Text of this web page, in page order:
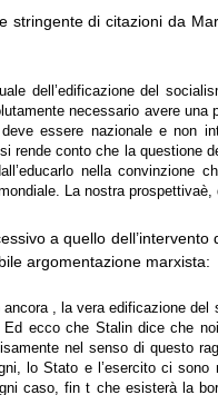
stringente di citazioni da
dell’edificazione del
necessario avere una
essere nazionale e non
rende conto che la questione
nella convinzione
La nostra
a quello
argomentazione marxista:
ancora , la vera edificazione
ecco che Stalin dice che
nel senso di questo
lo Stato e l’esercito ci
caso, fin t che esisterà la